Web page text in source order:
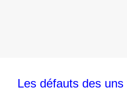
Les défauts des